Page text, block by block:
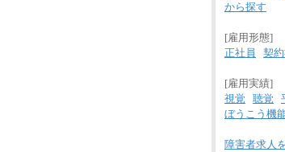
から探す
[雇用形態]
正社員
契
[雇用実績]
視覚
聴覚
ぼうこう機
障害者求人